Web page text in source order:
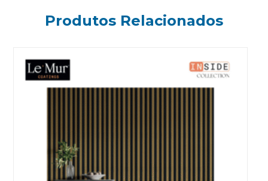
Produtos Relacionados